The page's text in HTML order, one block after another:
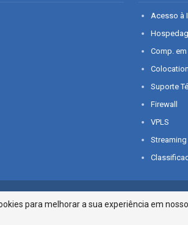
Acesso à
Comp.
Suporte
Firewall
VPLS
Streaming
notícia em Sergipe. Todos os direitos reservados.
para melhorar a sua experiência em